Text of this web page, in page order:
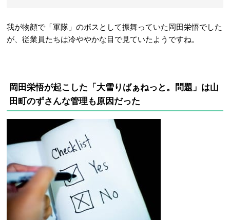
我が物顔で「軍隊」のボスとして振舞っていた岡田栄悟でした
が、従業員たちは冷ややかな目で見ていたようですね。
岡田栄悟が起こした「大雪りばぁねっと。問題」は山
田町のずさんな管理も原因だった